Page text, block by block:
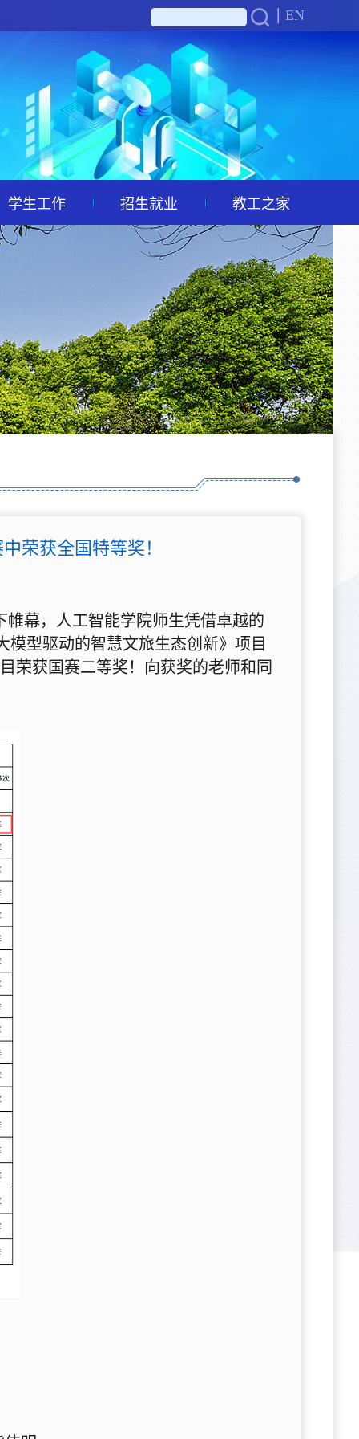
EN
学生工作 招生就业 教工之家
荣获全国特等奖！
帷幕，人工智能学院师生凭借卓越的
模型驱动的智慧文旅生态创新》项目
荣获国赛二等奖！向获奖的老师和同